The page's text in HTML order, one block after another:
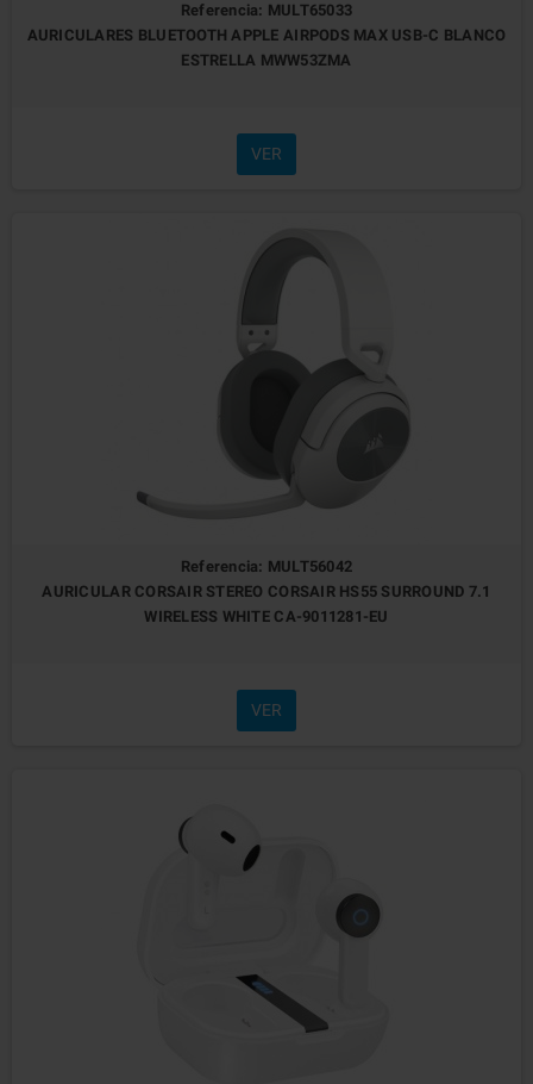
Referencia: MULT65033
AURICULARES BLUETOOTH APPLE AIRPODS MAX USB-C BLANCO
ESTRELLA MWW53ZMA
VER
Referencia: MULT56042
AURICULAR CORSAIR STEREO CORSAIR HS55 SURROUND 7.1
WIRELESS WHITE CA-9011281-EU
VER